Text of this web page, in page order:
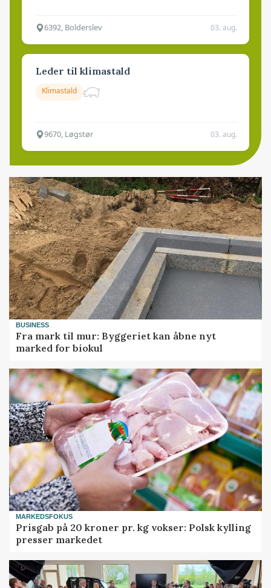
6392, Bolderslev 03. aug.
Leder til klimastald
Klimastald
9670, Løgstør 03. aug.
BUSINESS
Fra mark til mur: Byggeriet kan åbne nyt
marked for biokul
MARKEDSFOKUS
Prisgab på 20 kroner pr. kg vokser: Polsk kylling
presser markedet